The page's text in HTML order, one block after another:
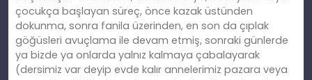
çocukça başlayan süreç, önce kazak üstünden
dokunma, sonra fanila üzerinden, en son da çıplak
göğüsleri avuçlama ile devam etmiş, sonraki günlerde
ya bizde ya onlarda yalnız kalmaya çabalayarak
(dersimiz var deyip evde kalır annelerimiz pazara veya